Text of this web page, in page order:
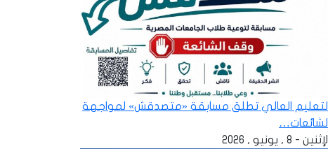
التعليم العالي تطلق مسابقة «متصدقش» لمواجهة
الشائعات…
الإثنين - 8 , يونيو , 2026